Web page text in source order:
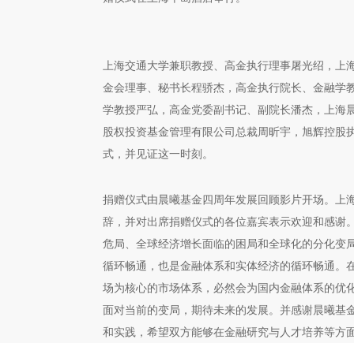
上海交通大学兼职教授、高金执行理事屠光绍，
金会理事、秘书长程骄杰，高金执行院长、金融学
学教授严弘，高金党委副书记、副院长潘杰，上海
股权投资基金管理有限公司总裁周昕宇，旭辉控
式，并见证这一时刻。
捐赠仪式由晨曦基金四周年发展回顾影片开场。上
辞，并对出席捐赠仪式的各位嘉宾表示欢迎和感谢
危局、全球经济增长面临的困局和全球化的分化变
循环畅通，也是金融体系和实体经济的循环畅通。
场为核心的市场体系，必然会为国内金融体系的优
面对当前的变局，期待未来的发展。并感谢晨曦基
和实践，希望双方能够在金融研究与人才培养等